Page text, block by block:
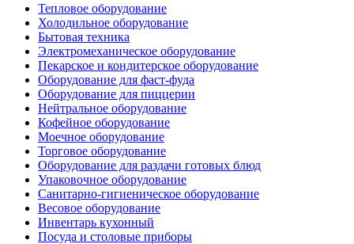
Тепловое оборудование
Холодильное оборудование
Бытовая техника
Электромеханическое оборудование
Пекарское и кондитерское оборудование
Оборудование для фаст-фуда
Оборудование для пиццерии
Нейтральное оборудование
Кофейное оборудование
Моечное оборудование
Торговое оборудование
Оборудование для раздачи готовых блюд
Упаковочное оборудование
Санитарно-гигиеническое оборудование
Весовое оборудование
Инвентарь кухонный
Посуда и столовые приборы